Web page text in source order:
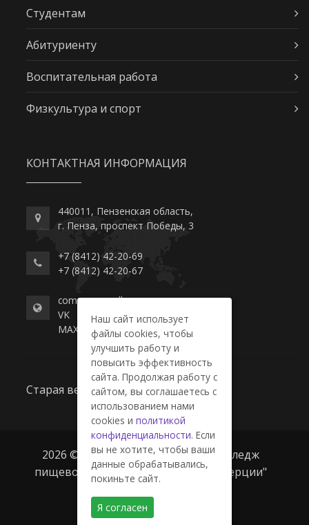
Студентам
Абитуриенту
Воспитательная работа
Физкультура и спорт
КОНТАКТНАЯ ИНФОРМАЦИЯ
440011, Пензенская область,
г. Пенза, проспект Победы, 3
+7 (8412) 42-20-69
+7 (8412) 42-20-67
commerce-college.ru
VK
MAX
Старая версия сайта
2026 © ГАПОУ ПО "Пензенский колледж
пищевой промышленности и коммерции"
Наш сайт использует
файлы cookies, чтобы
улучшить работу и
повысить эффективность
сайта. Продолжая работу с
сайтом, вы соглашаетесь с
использованием нами
cookies и политикой
конфиденциальности. Если
вы не хотите, чтобы ваши
данные обрабатывались,
покиньте сайт.
Я согласен